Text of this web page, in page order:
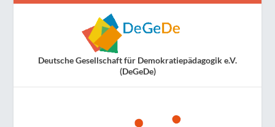
Deutsche Gesellschaft für Demokratiepädagogik e.V.
(DeGeDe)